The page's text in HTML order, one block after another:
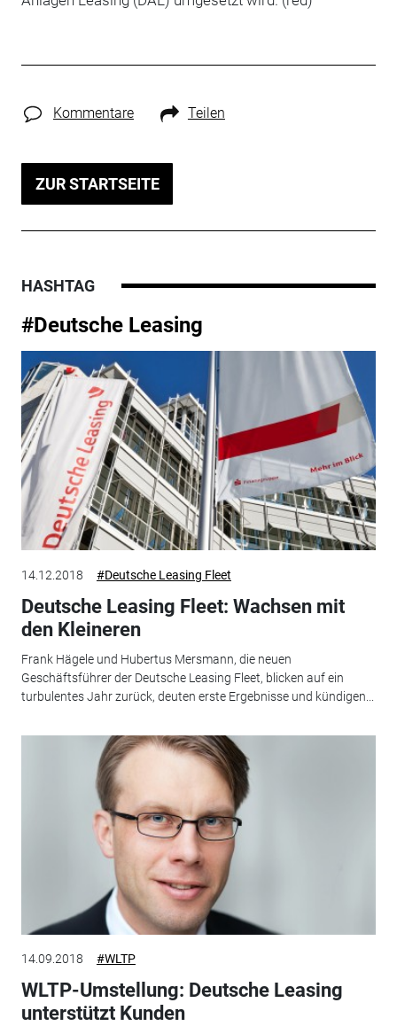
Kommentare Teilen
ZUR STARTSEITE
HASHTAG
#Deutsche Leasing
14.12.2018 #Deutsche Leasing Fleet
Deutsche Leasing Fleet: Wachsen mit
den Kleineren
Frank Hägele und Hubertus Mersmann, die neuen
Geschäftsführer der Deutsche Leasing Fleet, blicken auf ein
turbulentes Jahr zurück, deuten erste Ergebnisse und kündigen...
14.09.2018 #WLTP
WLTP-Umstellung: Deutsche Leasing
unterstützt Kunden